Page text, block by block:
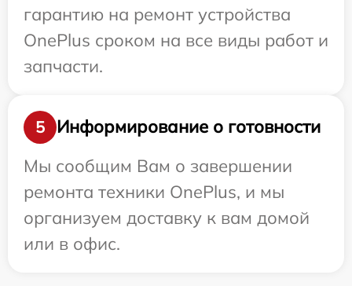
гарантию на ремонт устройства
OnePlus сроком на все виды работ и
запчасти.
5
Информирование о готовности
Мы сообщим Вам о завершении
ремонта техники OnePlus, и мы
организуем доставку к вам домой
или в офис.